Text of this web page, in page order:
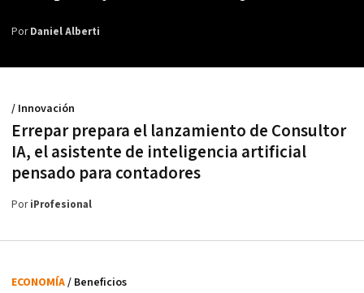
PorDaniel Alberti
Errepar prepara el lanzamiento de Consultor
IA, el asistente de inteligencia artificial
pensado para contadores
/ Innovación
PoriProfesional
ECONOMÍA/ Beneficios